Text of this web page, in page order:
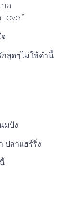
กสุดๆไม่ใช้คำนี้
มปัง
ปลาแฮร์ริ่ง